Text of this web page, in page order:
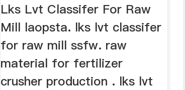
Lks Lvt Classifer For Raw
Mill laopsta. lks lvt classifer
for raw mill ssfw. raw
material for fertilizer
crusher production . lks lvt